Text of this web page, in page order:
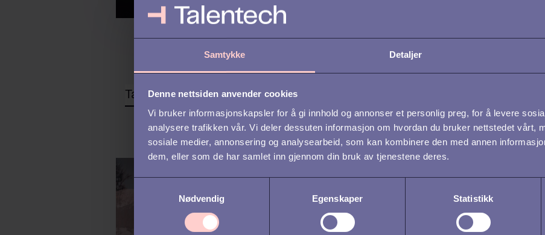
Samtykke Detaljer
Denne nettsiden anvender cookies
Vi bruker informasjonskapsler for å gi innhold og annonser et personlig preg, for å levere
analysere trafikken vår. Vi deler dessuten informasjon om hvordan du bruker nettstedet vårt,
sosiale medier, annonsering og analysearbeid, som kan kombinere den med annen
dem, eller som de har samlet inn gjennom din bruk av tjenestene deres.
Nødvendig Egenskaper Statistikk